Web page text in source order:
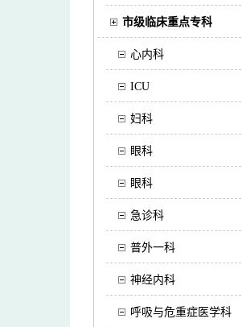
市级临床重点专科
心内科
ICU
妇科
眼科
眼科
急诊科
普外一科
神经内科
呼吸与危重症医学科